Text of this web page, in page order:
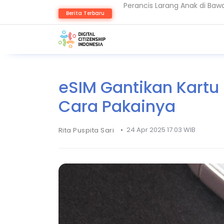
Berita Terbaru Keamanan Data Jadi
eSIM Gantikan
Cara Pakainya
Rita Puspita Sari • 24 Apr 2025 17.03 WIB